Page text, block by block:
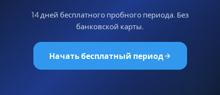
14 дней бесплатного пробного периода. Без
банковской карты.
Начать бесплатный период